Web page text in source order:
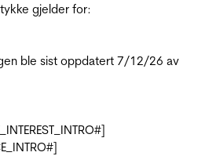
gjelder for:
ble sist oppdatert 7/12/26 av